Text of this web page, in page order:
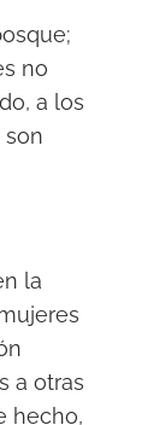
no
a los
son
la
a otras
hecho,